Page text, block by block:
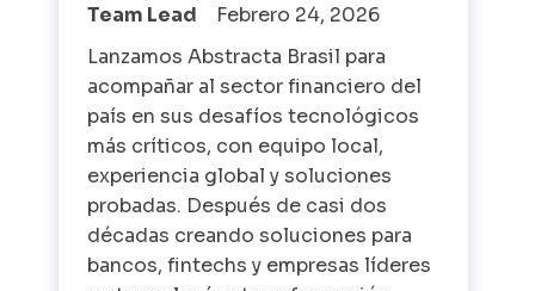
Team Lead
Febrero 24, 2026
Lanzamos Abstracta Brasil para
acompañar al sector financiero del
país en sus desafíos tecnológicos
más críticos, con equipo local,
experiencia global y soluciones
probadas. Después de casi dos
décadas creando soluciones para
bancos, fintechs y empresas líderes